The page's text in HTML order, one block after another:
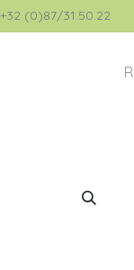
+32 (0)87/31.50.22